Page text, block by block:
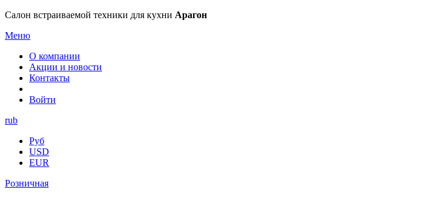
Салон встраиваемой техники для кухни Арагон
Меню
О компании
Акции и новости
Контакты
Войти
rub
Руб
USD
EUR
Розничная